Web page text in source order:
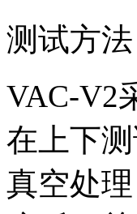
测试方法
VAC-V2
在上下
真空处